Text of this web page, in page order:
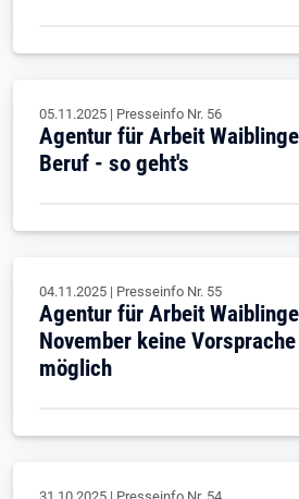
05.11.2025 | Presseinfo Nr. 56
Agentur für Arbeit
Beruf - so geht's
04.11.2025 | Presseinfo Nr. 55
Agentur für Arbeit
November keine
möglich